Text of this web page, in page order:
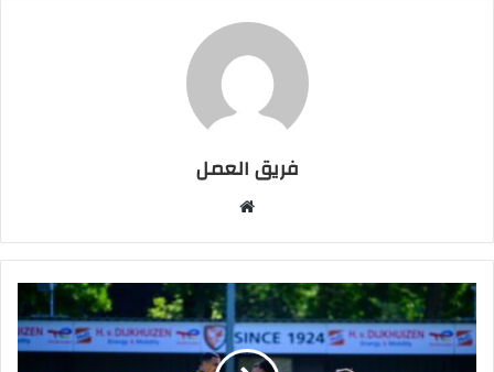
فريق العمل